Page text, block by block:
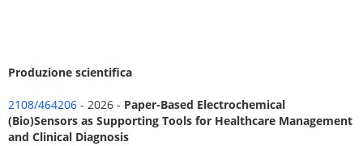
Produzione scientifica
2108/464206 - 2026 - Paper-Based Electrochemical
(Bio)Sensors as Supporting Tools for Healthcare Management
and Clinical Diagnosis